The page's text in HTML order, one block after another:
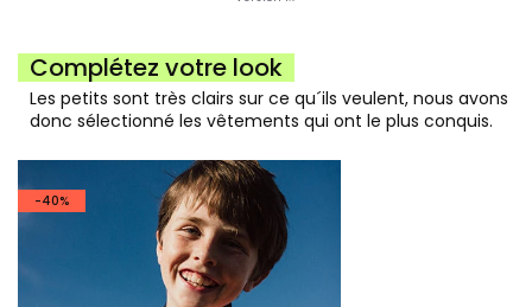
Complétez votre look
Les petits sont très clairs sur ce qu´ils veulent, nous avons
donc sélectionné les vêtements qui ont le plus conquis.
-40%